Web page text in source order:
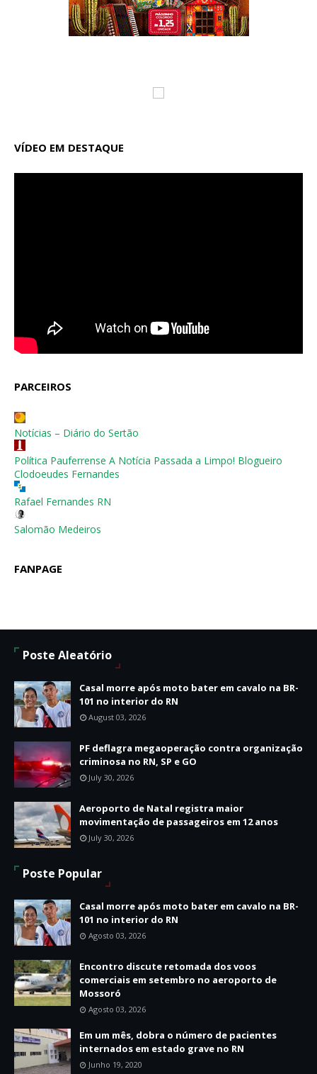
VÍDEO EM DESTAQUE
PARCEIROS
Notícias – Diário do Sertão
Política Pauferrense A Notícia Passada a Limpo! Blogueiro
Clodoeudes Fernandes
Rafael Fernandes RN
Salomão Medeiros
FANPAGE
Poste Aleatório
Casal morre após moto bater em cavalo na BR-
101 no interior do RN
August 03, 2026
PF deflagra megaoperação contra organização
criminosa no RN, SP e GO
July 30, 2026
Aeroporto de Natal registra maior
movimentação de passageiros em 12 anos
July 30, 2026
Poste Popular
Casal morre após moto bater em cavalo na BR-
101 no interior do RN
Agosto 03, 2026
Encontro discute retomada dos voos
comerciais em setembro no aeroporto de
Mossoró
Agosto 03, 2026
Em um mês, dobra o número de pacientes
internados em estado grave no RN
Junho 19, 2020